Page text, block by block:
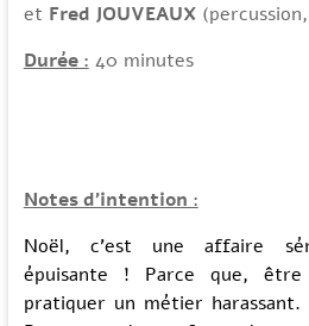
et Fred JOUVEAUX
Durée : 40 minutes
Notes d’intention :
Noël, c’est une affaire
épuisante ! Parce que,
pratiquer un métier harassant.